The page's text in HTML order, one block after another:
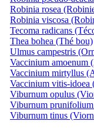
Robinia rosea
Robinia viscosa
Tecoma radicans
Thea bohea (Thé bou)
Ulmus campestris
Vaccinium amoenum
Vaccinium mirtyllus
Vaccinium vitis-idoea
Viburnum opulus
Viburnum
Viburnum tinus